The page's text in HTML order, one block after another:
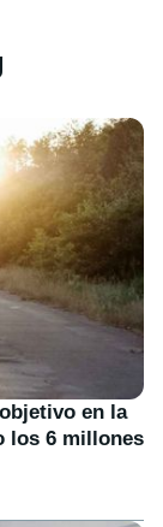
en la
los 6 millones